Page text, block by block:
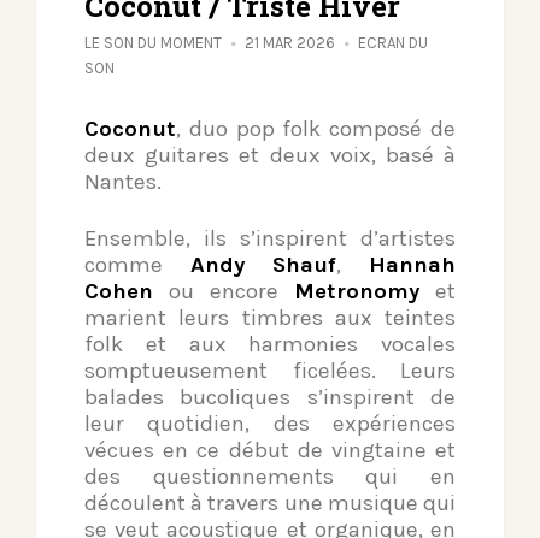
LE SON DU MOMENT 21 MAR 2026
ECRAN DU
SON
Coconut, duo pop folk composé de
deux guitares et deux voix, basé à
Nantes.
Ensemble, ils s’inspirent d’artistes
comme Andy Shauf, Hannah
Cohen ou encore Metronomy et
marient leurs timbres aux teintes
folk et aux harmonies vocales
somptueusement ficelées. Leurs
balades bucoliques s’inspirent de
leur quotidien, des expériences
vécues en ce début de vingtaine et
des questionnements qui en
découlent à travers une musique qui
se veut acoustique et organique, en